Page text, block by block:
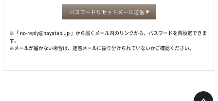
パスワードリセットメール送信
※「 no-reply@hayatabi.jp 」から届くメール内のリンクから、パスワードを再設定できま
す。
※メールが届かない場合は、迷惑メールに振り分けられていないかご確認ください。